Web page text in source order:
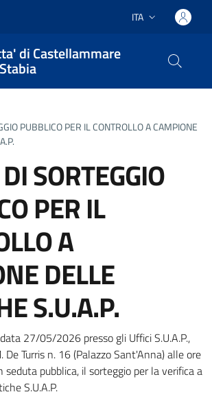
Lingua attiva:
ITA
di Castellammare
PUBBLICO PER IL CONTROLLO A CAMPIONE
SORTEGGIO
PER IL
A
DELLE
S.U.A.P.
notizia
27/05/2026 presso gli Uffici S.U.A.P.,
Turris n. 16 (Palazzo Sant'Anna) alle ore
seduta pubblica, il sorteggio per la verifica a
S.U.A.P.